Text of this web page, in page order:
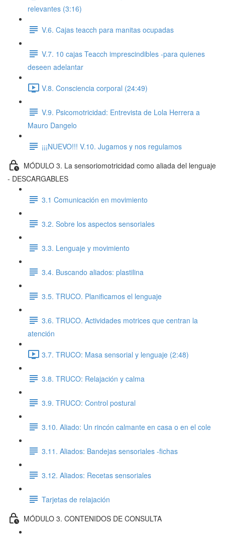
relevantes (3:16)
V.6. Cajas teacch para manitas ocupadas
V.7. 10 cajas Teacch imprescindibles -para quienes
deseen adelantar
V.8. Consciencia corporal (24:49)
V.9. Psicomotricidad: Entrevista de Lola Herrera a
Mauro Dangelo
¡¡¡NUEVO!!! V.10. Jugamos y nos regulamos
MÓDULO 3. La sensoriomotricidad como aliada del lenguaje
- DESCARGABLES
3.1 Comunicación en movimiento
3.2. Sobre los aspectos sensoriales
3.3. Lenguaje y movimiento
3.4. Buscando aliados: plastilina
3.5. TRUCO. Planificamos el lenguaje
3.6. TRUCO. Actividades motrices que centran la
atención
3.7. TRUCO: Masa sensorial y lenguaje (2:48)
3.8. TRUCO: Relajación y calma
3.9. TRUCO: Control postural
3.10. Aliado: Un rincón calmante en casa o en el cole
3.11. Aliados: Bandejas sensoriales -fichas
3.12. Aliados: Recetas sensoriales
Tarjetas de relajación
MÓDULO 3. CONTENIDOS DE CONSULTA